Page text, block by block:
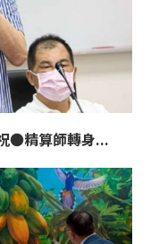
●精算師轉身...